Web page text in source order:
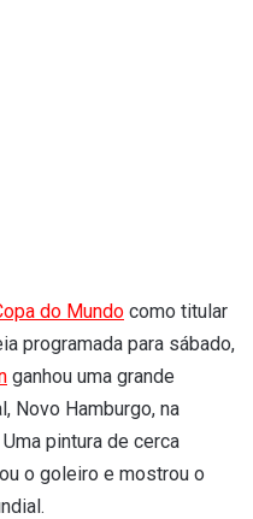
do Mundo como titular
programada para sábado,
ganhou uma grande
Novo Hamburgo, na
pintura de cerca
o goleiro e mostrou o